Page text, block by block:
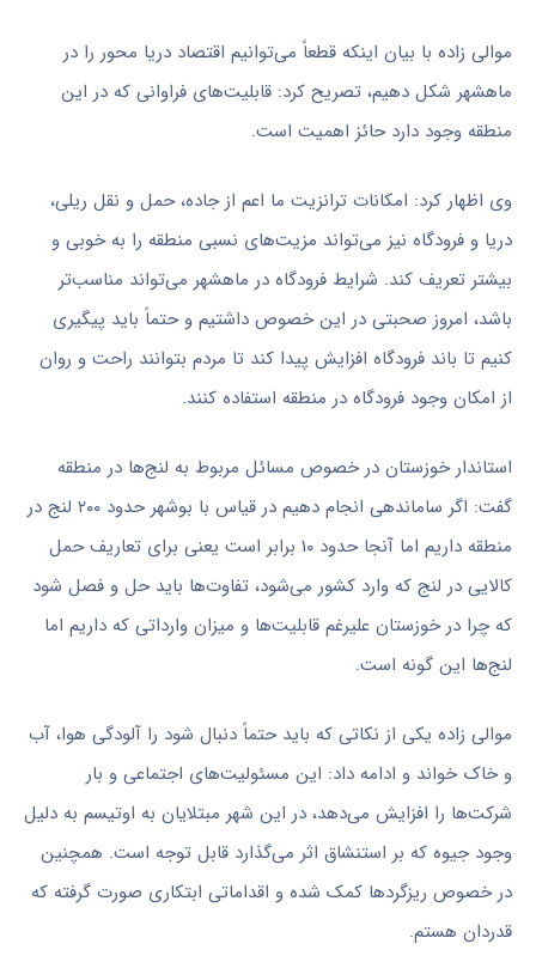
موالی زاده با بیان اینکه قطعاً می‌توانیم اقتصاد دریا محور را در
ماهشهر شکل دهیم، تصریح کرد: قابلیت‌های فراوانی که در این
منطقه وجود دارد حائز اهمیت است.
وی اظهار کرد: امکانات ترانزیت ما اعم از جاده، حمل و نقل ریلی،
دریا و فرودگاه نیز می‌تواند مزیت‌های نسبی منطقه را به خوبی و
بیشتر تعریف کند. شرایط فرودگاه در ماهشهر می‌تواند مناسب‌تر
باشد، امروز صحبتی در این خصوص داشتیم و حتماً باید پیگیری
کنیم تا باند فرودگاه افزایش پیدا کند تا مردم بتوانند راحت و روان
از امکان وجود فرودگاه در منطقه استفاده کنند.
استاندار خوزستان در خصوص مسائل مربوط به لنج‌ها در منطقه
گفت: اگر ساماندهی انجام دهیم در قیاس با بوشهر حدود ۲۰۰ لنج در
منطقه داریم اما آنجا حدود ۱۰ برابر است یعنی برای تعاریف حمل
کالایی در لنج که وارد کشور می‌شود، تفاوت‌ها باید حل و فصل شود
که چرا در خوزستان علیرغم قابلیت‌ها و میزان وارداتی که داریم اما
لنج‌ها این گونه است.
موالی زاده یکی از نکاتی که باید حتماً دنبال شود را آلودگی هوا، آب
و خاک خواند و ادامه داد: این مسئولیت‌های اجتماعی و بار
شرکت‌ها را افزایش می‌دهد، در این شهر مبتلایان به اوتیسم به دلیل
وجود جیوه که بر استنشاق اثر می‌گذارد قابل توجه است. همچنین
در خصوص ریزگردها کمک شده و اقداماتی ابتکاری صورت گرفته که
قدردان هستم.